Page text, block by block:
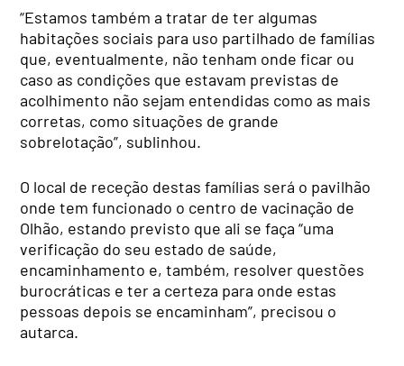
“Estamos também a tratar de ter algumas
habitações sociais para uso partilhado de famílias
que, eventualmente, não tenham onde ficar ou
caso as condições que estavam previstas de
acolhimento não sejam entendidas como as mais
corretas, como situações de grande
sobrelotação”, sublinhou.
O local de receção destas famílias será o pavilhão
onde tem funcionado o centro de vacinação de
Olhão, estando previsto que ali se faça “uma
verificação do seu estado de saúde,
encaminhamento e, também, resolver questões
burocráticas e ter a certeza para onde estas
pessoas depois se encaminham”, precisou o
autarca.